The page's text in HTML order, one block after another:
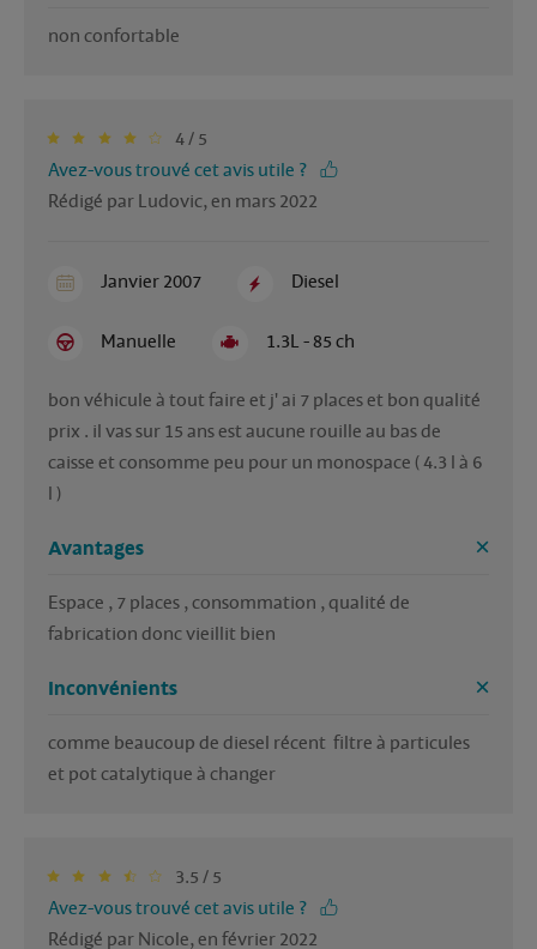
non confortable
4 / 5
Avez-vous trouvé cet avis utile ?
Rédigé par Ludovic, en mars 2022
Janvier 2007 Diesel
Manuelle 1.3L - 85 ch
bon véhicule à tout faire et j' ai 7 places et bon qualité
prix . il vas sur 15 ans est aucune rouille au bas de
caisse et consomme peu pour un monospace ( 4.3 l à 6
l )
Avantages
Espace , 7 places , consommation , qualité de
fabrication donc vieillit bien
Inconvénients
comme beaucoup de diesel récent  filtre à particules
et pot catalytique à changer
3.5 / 5
Avez-vous trouvé cet avis utile ?
Rédigé par Nicole, en février 2022